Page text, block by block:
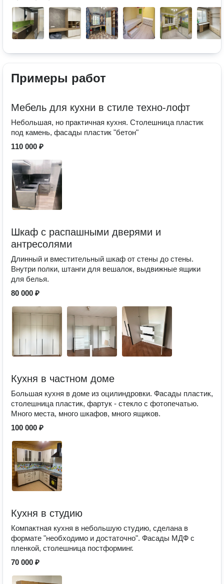
Примеры работ
Мебель для кухни в стиле техно-лофт
Небольшая, но практичная кухня. Столешница пластик
под камень, фасады пластик "бетон"
110 000 ₽
Шкаф с распашными дверями и
антресолями
Длинный и вместительный шкаф от стены до стены.
Внутри полки, штанги для вешалок, выдвижные ящики
для белья.
80 000 ₽
Кухня в частном доме
Большая кухня в доме из оцилиндровки. Фасады пластик,
столешница пластик, фартук - стекло с фотопечатью.
Много места, много шкафов, много ящиков.
100 000 ₽
Кухня в студию
Компактная кухня в небольшую студию, сделана в
формате "необходимо и достаточно". Фасады МДФ с
пленкой, столешница постформинг.
70 000 ₽